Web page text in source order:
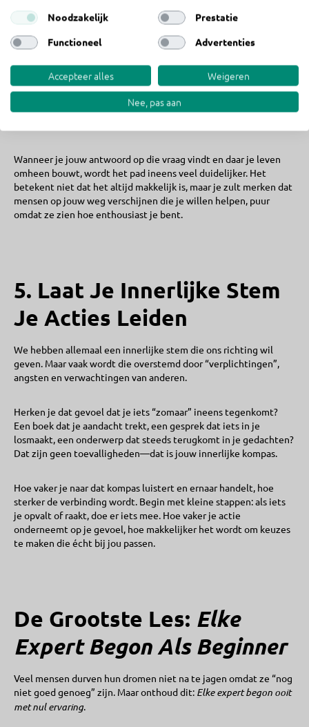
InDe Tovenaar van Oz kreeg Dorothy één simpel advies:
gele bakstenen weg.”
kunnen zijn?
De sleutel tot een betekenisvol leven ligt in de vraag:Waarom
Wanneer je jouw antwoord op die vraag vindt en daar je leven
omheen bouwt, wordt het pad ineens veel duidelijker. Het
betekent niet dat het altijd makkelijk is, maar je zult merken dat
mensen op jouw weg verschijnen die je willen helpen, puur
omdat ze zien hoe enthousiast je bent.
5. Laat Je Innerlijke Stem
Je Acties Leiden
We hebben allemaal een innerlijke stem die ons richting wil
geven. Maar vaak wordt die overstemd door “verplichtingen”,
angsten en verwachtingen van anderen.
Herken je dat gevoel dat je iets “zomaar” ineens tegenkomt?
Een boek dat je aandacht trekt, een gesprek dat iets in je
losmaakt, een onderwerp dat steeds terugkomt in je gedachten?
Dat zijn geen toevalligheden—dat is jouw innerlijke kompas.
Hoe vaker je naar dat kompas luistert en ernaar handelt, hoe
sterker de verbinding wordt. Begin met kleine stappen: als iets
je opvalt of raakt, doe er iets mee. Hoe vaker je actie
onderneemt op je gevoel, hoe makkelijker het wordt om keuzes
te maken die écht bij jou passen.
De Grootste Les: Elke
Expert Begon Als Beginner
Veel mensen durven hun dromen niet na te jagen omdat ze “nog
niet goed genoeg” zijn. Maar onthoud dit: Elke expert begon ooit
met nul ervaring.
Noodzakelijk
Prestatie
Functioneel
Advertenties
Accepteer alles
Weigeren
Nee, pas aan